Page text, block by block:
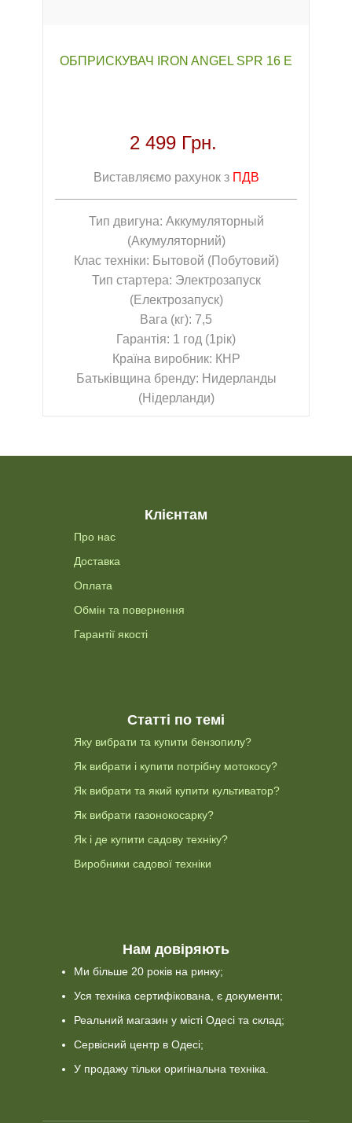
ОБПРИСКУВАЧ IRON ANGEL SPR 16 E
2 499 Грн.
Виставляємо рахунок з ПДВ
Тип двигуна: Аккумуляторный
(Акумуляторний)
Клас техніки: Бытовой (Побутовий)
Тип стартера: Электрозапуск
(Електрозапуск)
Вага (кг): 7,5
Гарантія: 1 год (1рік)
Країна виробник: КНР
Батьківщина бренду: Нидерланды
(Нідерланди)
Клієнтам
Про нас
Доставка
Оплата
Обмін та повернення
Гарантії якості
Статті по темі
Яку вибрати та купити бензопилу?
Як вибрати і купити потрібну мотокосу?
Як вибрати та який купити культиватор?
Як вибрати газонокосарку?
Як і де купити садову техніку?
Виробники садової техніки
Нам довіряють
Ми більше 20 років на ринку;
Уся техніка сертифікована, є документи;
Реальний магазин у місті Одесі та склад;
Сервісний центр в Одесі;
У продажу тільки оригінальна техніка.